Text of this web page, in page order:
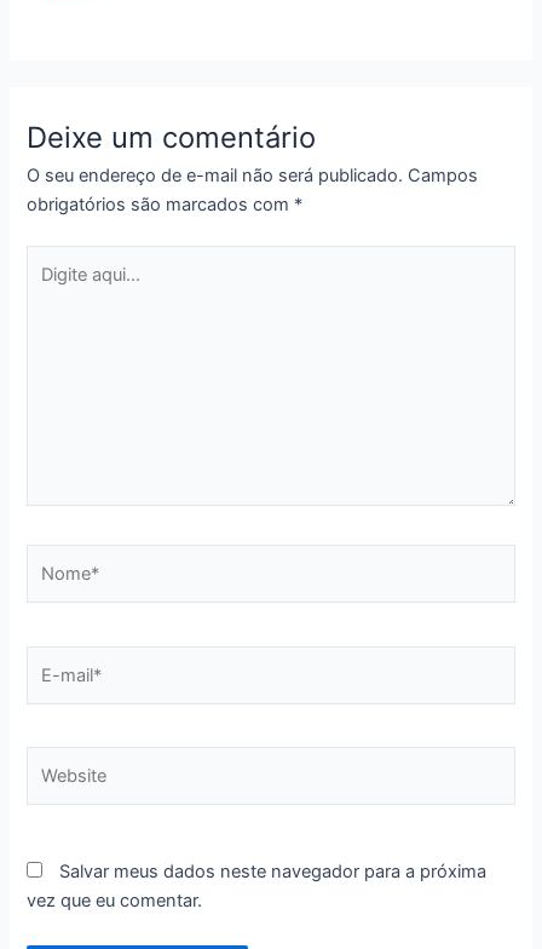
Deixe um comentário
O seu endereço de e-mail não será publicado. Campos
obrigatórios são marcados com *
aqui...
mail*
Salvar meus dados neste navegador para a próxima
vez que eu comentar.